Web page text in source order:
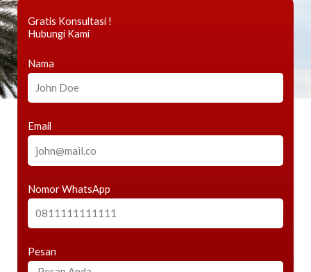
Gratis Konsultasi !
Hubungi Kami
Nama
Email
Nomor WhatsApp
Pesan